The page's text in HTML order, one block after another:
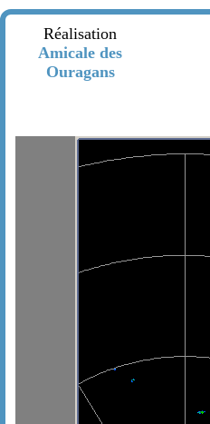
Réalisation
Amicale des
Ouragans